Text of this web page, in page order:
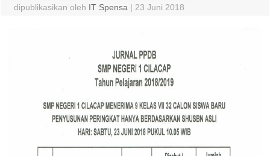
dipublikasikan oleh IT Spensa | 23 Juni 2018